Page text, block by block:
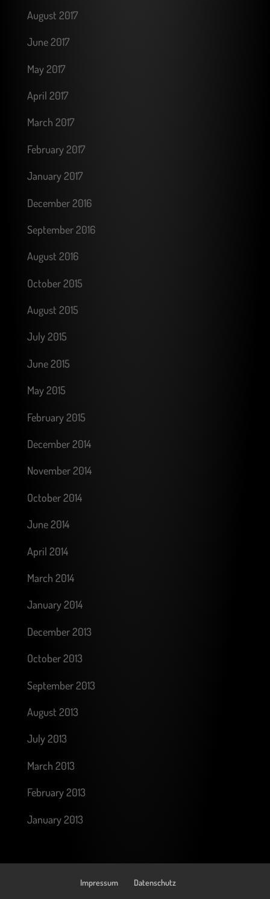
August 2017
June 2017
May 2017
April 2017
March 2017
February 2017
January 2017
December 2016
September 2016
August 2016
October 2015
August 2015
July 2015
June 2015
May 2015
February 2015
December 2014
November 2014
October 2014
June 2014
April 2014
March 2014
January 2014
December 2013
October 2013
September 2013
August 2013
July 2013
March 2013
February 2013
January 2013
Impressum Datenschutz